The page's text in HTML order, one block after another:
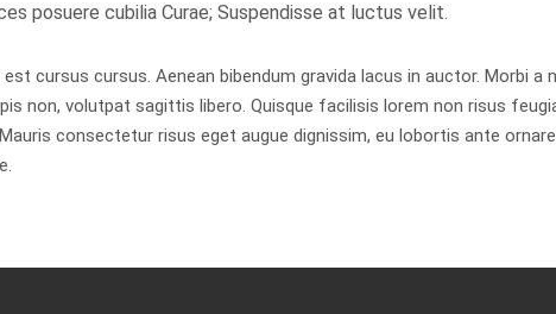
posuere cubilia Curae; Suspendisse at luctus velit.
cursus cursus. Aenean bibendum gravida lacus in auctor. Morbi
non, volutpat sagittis libero. Quisque facilisis lorem non risus
consectetur risus eget augue dignissim, eu lobortis ante